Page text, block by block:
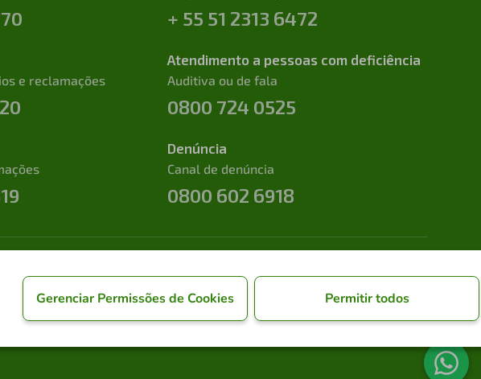
Gerenciar Permissões de Cookies Permitir todos
+ 55 51 2313 6472
e reclamações
Atendimento a pessoas com deficiência
Auditiva ou de fala
0800 724 0525
Denúncia
Canal de denúncia
0800 602 6918
Desenvolvido na